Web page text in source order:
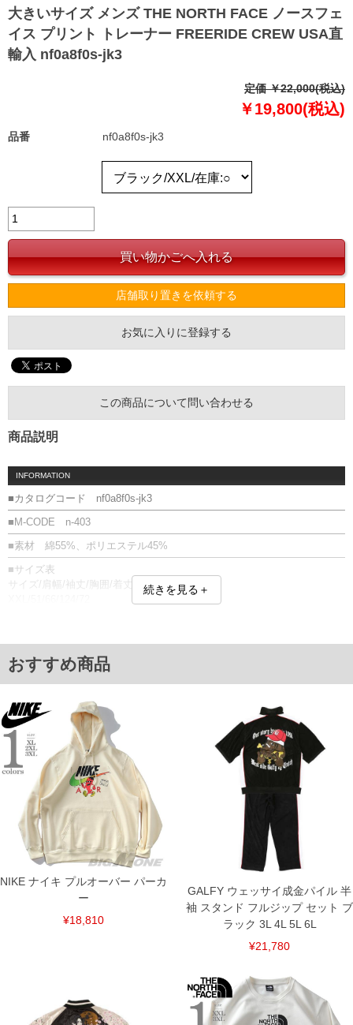
大きいサイズ メンズ THE NORTH FACE ノースフェ
イス プリント トレーナー FREERIDE CREW USA直
輸入 nf0a8f0s-jk3
定価 ￥22,000(税込)
￥19,800(税込)
品番 nf0a8f0s-jk3
店舗取り置きを依頼する
お気に入りに登録する
この商品について問い合わせる
商品説明
INFORMATION
■カタログコード nf0a8f0s-jk3
■M-CODE n-403
■素材 綿55%、ポリエステル45%
■サイズ表
サイズ/肩幅/袖丈/胸囲/着丈
返品交換希望の方は、商品到着後1週間以内にご連絡ください。
※【ボトムの裾上げをご希望の場合】
裾上げ料金は500円+税となります。
備考欄に股下●cmとご記入下さい。（裾上げ無料対象商品は1本につき税込6,000円以
上の品が対象。1本5,999円以下の商品は有料（500円+税）となります。）
出荷まで約1週間～20日間程お時間を頂く場合がございます。
尚、裾上げした商品は返品・交換不可となりますので、予めご了承下さい。
一部、お直しに対応出来ない商品がございます。(例：裾にファスナーや調節ひもが付
いている、極端なデザインが施されている等)
※商品によって若干のサイズの誤差がございます。また、お客様がご使用の環境（コ
ンピュータ画面）によって、商品の色味が若干異なる場合がございます。予めご了承
ください。
※当店での掲載商品は、実店鋪と在庫を共用しておりますので店頭での売り違い、店
舗からのお取り寄せ等により、お客様にご迷惑をお掛けしてしまう場合がございま
す。そのようなことがない様最大限に努めておりますが、もしあった場合速やかにご
連絡させて頂きますので予めご了承ください。
続きを見る＋
おすすめ商品
NIKE ナイキ プルオーバー パーカ
ー
¥18,810
GALFY ウェッサイ成金パイル 半
袖 スタンド フルジップ セット ブ
ラック 3L 4L 5L 6L
¥21,780